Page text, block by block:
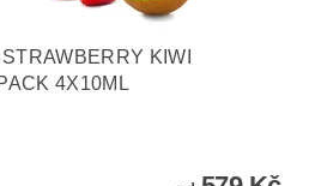
KIWI
4X10ML